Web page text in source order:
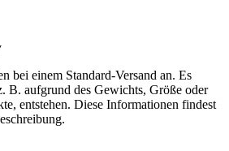
bei einem Standard-Versand an. Es
B. aufgrund des Gewichts, Größe oder
entstehen. Diese Informationen findest